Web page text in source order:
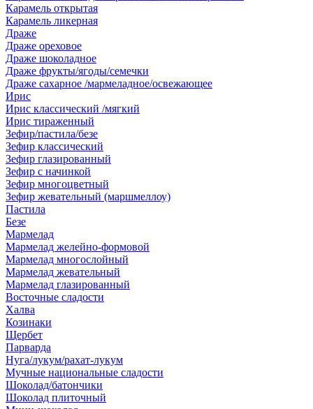
Карамель открытая
Карамель ликерная
Драже
Драже ореховое
Драже шоколадное
Драже фрукты/ягоды/семечки
Драже сахарное /мармеладное/освежающее
Ирис
Ирис классический /мягкий
Ирис тираженный
Зефир/пастила/безе
Зефир классический
Зефир глазированный
Зефир с начинкой
Зефир многоцветный
Зефир жевательный (маршмеллоу)
Пастила
Безе
Мармелад
Мармелад желейно-формовой
Мармелад многослойный
Мармелад жевательный
Мармелад глазированный
Восточные сладости
Халва
Козинаки
Щербет
Парварда
Нуга/лукум/рахат-лукум
Мучные национальные сладости
Шоколад/батончики
Шоколад плиточный